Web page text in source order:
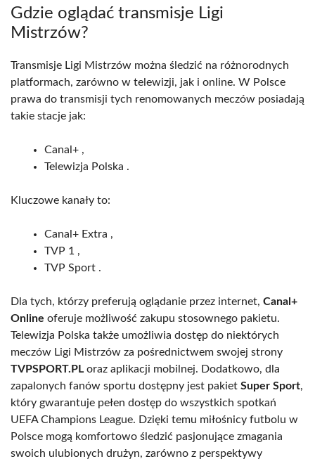
Gdzie oglądać transmisje Ligi
Mistrzów?
Transmisje Ligi Mistrzów można śledzić na różnorodnych
platformach, zarówno w telewizji, jak i online. W Polsce
prawa do transmisji tych renomowanych meczów posiadają
takie stacje jak:
Canal+ ,
Telewizja Polska .
Kluczowe kanały to:
Canal+ Extra ,
TVP 1 ,
TVP Sport .
Dla tych, którzy preferują oglądanie przez internet, Canal+
Online oferuje możliwość zakupu stosownego pakietu.
Telewizja Polska także umożliwia dostęp do niektórych
meczów Ligi Mistrzów za pośrednictwem swojej strony
TVPSPORT.PL oraz aplikacji mobilnej. Dodatkowo, dla
zapalonych fanów sportu dostępny jest pakiet Super Sport,
który gwarantuje pełen dostęp do wszystkich spotkań
UEFA Champions League. Dzięki temu miłośnicy futbolu w
Polsce mogą komfortowo śledzić pasjonujące zmagania
swoich ulubionych drużyn, zarówno z perspektywy